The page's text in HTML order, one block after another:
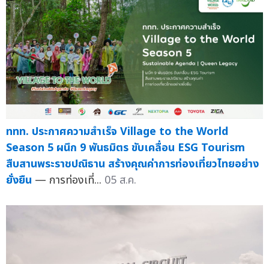
ททท. ประกาศความสำเร็จ Village to the World
Season 5 ผนึก 9 พันธมิตร ขับเคลื่อน ESG Tourism
สืบสานพระราชปณิธาน สร้างคุณค่าการท่องเที่ยวไทยอย่าง
ยั่งยืน — การท่องเที่... 05 ส.ค.